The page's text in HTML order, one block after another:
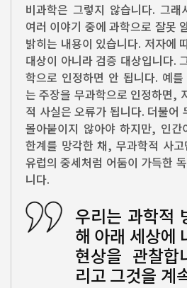
비과학은 그렇지 않습니다. 그
여러 이야기 중에 과학으로 잘못
밝히는 내용이 있습니다. 저자에
대상이 아니라 검증 대상입니다.
학으로 인정하면 안 됩니다. 예
는 주장을 무과학으로 인정하면,
적 사실은 오류가 됩니다. 더불어
몰아붙이지 않아야 하지만, 인
한계를 망각한 채, 무과학적 사
유럽의 중세처럼 어둠이 가득한
니다.
우리는 과학적
해 아래 세상에
현상을 관찰
리고 그것을 계